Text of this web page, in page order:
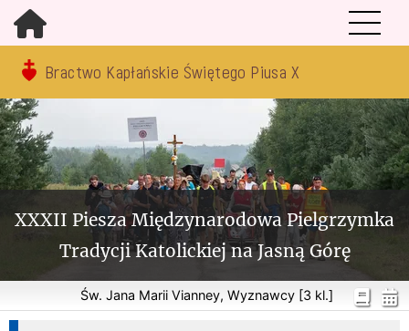
Bractwo Kapłańskie Świętego Piusa X
XXXII Piesza Międzynarodowa Pielgrzymka
Tradycji Katolickiej na Jasną Górę
Św. Jana Marii Vianney, Wyznawcy [3 kl.]